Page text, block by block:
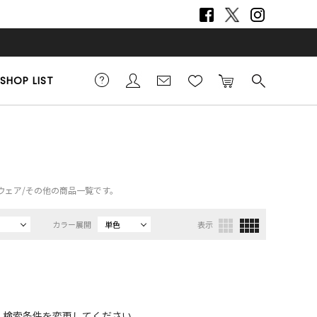
SHOP LIST
ア/その他の商品一覧です。
カラー展開 単色 表示